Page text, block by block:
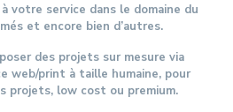
votre service dans le domaine du
et encore bien d’autres.
des projets sur mesure via
web/print à taille humaine, pour
projets, low cost ou premium.